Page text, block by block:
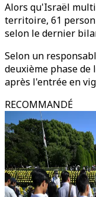
Alors qu'Israël
territoire, 61
selon le dernier
Selon un
deuxième phase de
après l'entrée en
RECOMMANDÉ